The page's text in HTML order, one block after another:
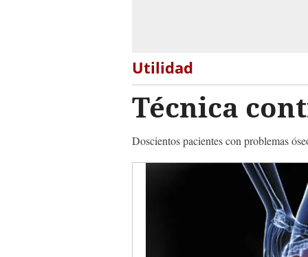
Utilidad
Técnica
Doscientos pacientes con problemas